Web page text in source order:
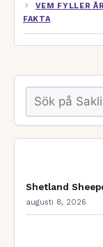
VEM FYLLER
FAKTA
Sök
Shetland
augusti 8, 2026